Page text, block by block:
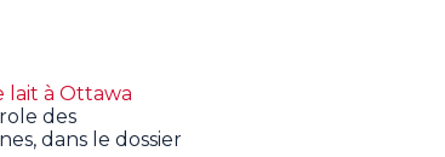
lait à Ottawa
des
dans le dossier